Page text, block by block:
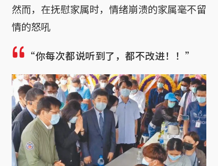
然而，在抚慰家属时，情绪崩溃的家属毫不留
情的怒吼
“你每次都说听到了，都不改进！！”